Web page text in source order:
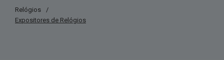
Relógios
/
Expositores de Relógios